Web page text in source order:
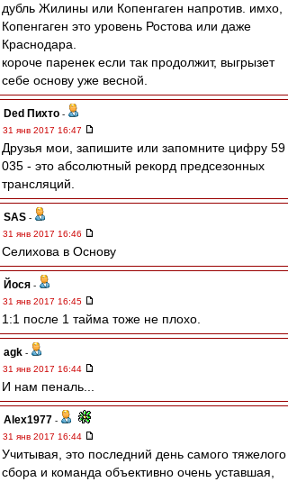
дубль Жилины или Копенгаген напротив. имхо,
Копенгаген это уровень Ростова или даже
Краснодара.
короче паренек если так продолжит, выгрызет
себе основу уже весной.
Ded Пихто -
31 янв 2017 16:47
Друзья мои, запишите или запомните цифру 59
035 - это абсолютный рекорд предсезонных
трансляций.
SAS -
31 янв 2017 16:46
Селихова в Основу
Йося -
31 янв 2017 16:45
1:1 после 1 тайма тоже не плохо.
agk -
31 янв 2017 16:44
И нам пеналь...
Alex1977 -
31 янв 2017 16:44
Учитывая, это последний день самого тяжелого
сбора и команда объективно очень уставшая,